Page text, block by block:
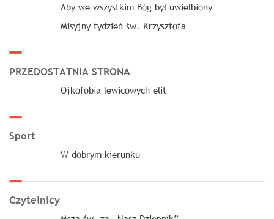
Aby we wszystkim Bóg był uwielbiony
Misyjny tydzień św. Krzysztofa
PRZEDOSTATNIA STRONA
Ojkofobia lewicowych elit
Sport
W dobrym kierunku
Czytelnicy